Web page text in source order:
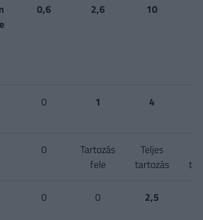
0,6 2,6 10
0 1 4
0
Tartozás
fele
Teljes
tartozás
0 0 2,5